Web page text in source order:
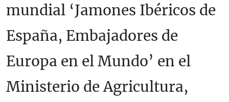
mundial ‘Jamones Ibéricos de
España, Embajadores de
Europa en el Mundo’ en el
Ministerio de Agricultura,